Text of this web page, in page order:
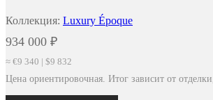
Коллекция: Luxury Époque
934 000 ₽
≈ €9 340 | $9 832
Цена ориентировочная. Итог зависит от